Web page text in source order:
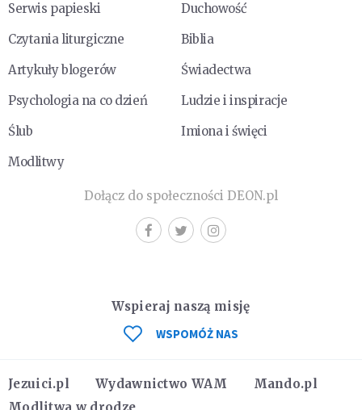
Serwis papieski
Duchowość
Czytania liturgiczne
Biblia
Artykuły blogerów
Świadectwa
Psychologia na co dzień
Ludzie i inspiracje
Ślub
Imiona i święci
Modlitwy
Dołącz do społeczności DEON.pl
Jezuici.pl Wydawnictwo WAM
Mando.pl
Wspieraj naszą misję
WSPOMÓŻ NAS